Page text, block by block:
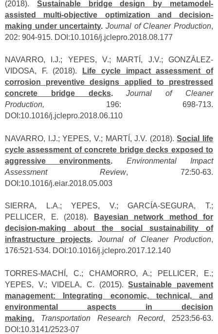
(2018). Sustainable bridge design by metamodel-
assisted multi-objective optimization and decision-
making under uncertainty. Journal of Cleaner Production,
202: 904-915. DOI:10.1016/j.jclepro.2018.08.177
NAVARRO, I.J.; YEPES, V.; MARTÍ, J.V.; GONZÁLEZ-
VIDOSA, F. (2018).
Life cycle impact assessment of
corrosion preventive designs applied to prestressed
concrete bridge decks.
Journal of Cleaner
Production, 196: 698-713.
DOI:10.1016/j.jclepro.2018.06.110
NAVARRO, I.J.; YEPES, V.; MARTÍ, J.V. (2018).Social life
cycle assessment of concrete bridge decks exposed to
aggressive environments.
Environmental Impact
Assessment Review, 72:50-63.
DOI:10.1016/j.eiar.2018.05.003
SIERRA, L.A.; YEPES, V.; GARCÍA-SEGURA, T.;
PELLICER, E. (2018).
Bayesian network method for
decision-making about the social sustainability of
infrastructure projects. Journal of Cleaner Production,
176:521-534. DOI:10.1016/j.jclepro.2017.12.140
TORRES-MACHÍ, C.; CHAMORRO, A.; PELLICER, E.;
YEPES, V.; VIDELA, C. (2015).Sustainable pavement
management: Integrating economic, technical, and
environmental aspects in decision
making.
Transportation Research Record, 2523:56-63.
DOI:10.3141/2523-07